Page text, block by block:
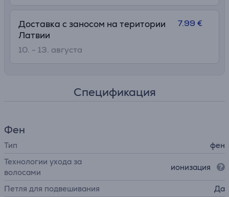
Доставка с заносом на територии
Латвии
10. - 13. августа
7.99 €
Спецификация
Фен
Тип
фен
Технологии ухода за
волосами
ионизация
Петля для подвешивания
Да